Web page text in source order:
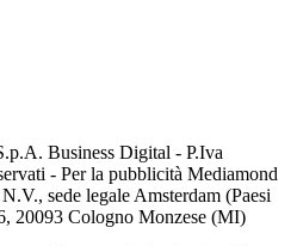
Business Digital - P.Iva
- Per la pubblicità Mediamond
sede legale Amsterdam (Paesi
20093 Cologno Monzese (MI)